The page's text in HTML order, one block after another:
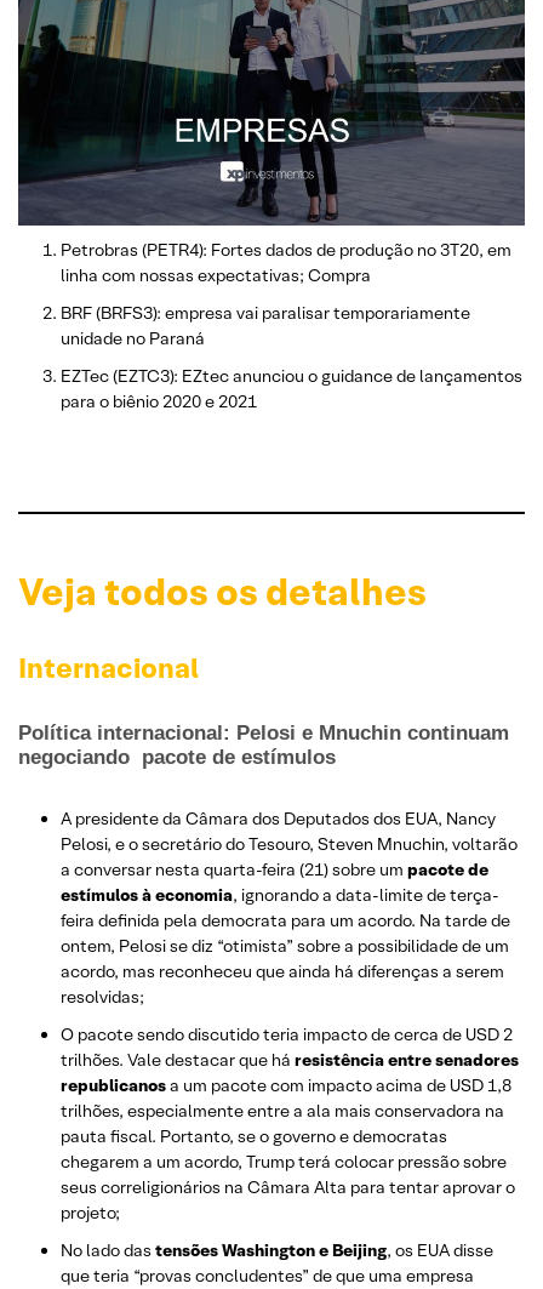
Petrobras (PETR4): Fortes dados de produção no 3T20, em
linha com nossas expectativas; Compra
BRF (BRFS3): empresa vai paralisar temporariamente
unidade no Paraná
EZTec (EZTC3): EZtec anunciou o guidance de lançamentos
para o biênio 2020 e 2021
Veja todos os detalhes
Internacional
Política internacional: Pelosi e Mnuchin continuam
negociando pacote de estímulos
A presidente da Câmara dos Deputados dos EUA, Nancy
Pelosi, e o secretário do Tesouro, Steven Mnuchin, voltarão
a conversar nesta quarta-feira (21) sobre um pacote de
estímulos à economia, ignorando a data-limite de terça-
feira definida pela democrata para um acordo. Na tarde de
ontem, Pelosi se diz “otimista” sobre a possibilidade de um
acordo, mas reconheceu que ainda há diferenças a serem
resolvidas;
O pacote sendo discutido teria impacto de cerca de USD 2
trilhões. Vale destacar que há resistência entre senadores
republicanosa um pacote com impacto acima de USD 1,8
trilhões, especialmente entre a ala mais conservadora na
pauta fiscal. Portanto, se o governo e democratas
chegarem a um acordo, Trump terá colocar pressão sobre
seus correligionários na Câmara Alta para tentar aprovar o
projeto;
No lado das tensões Washington e Beijing, os EUA disse
que teria “provas concludentes” de que uma empresa